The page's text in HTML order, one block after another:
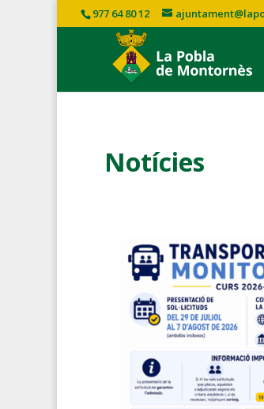
977 64 80 12
Notícies